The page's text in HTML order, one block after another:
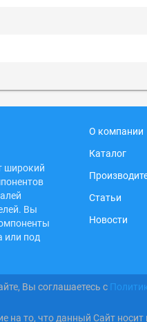
широкий
Вы
или под
О компании
Каталог
Статьи
Новости
Вы соглашаетесь с
то, что данный Сайт